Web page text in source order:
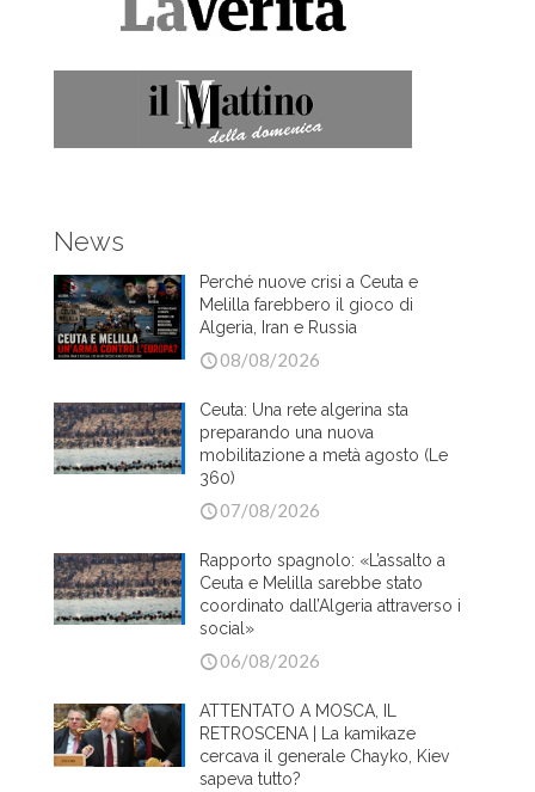
News
Perché nuove crisi a Ceuta e
Melilla farebbero il gioco di
Algeria, Iran e Russia
08/08/2026
Ceuta: Una rete algerina sta
preparando una nuova
mobilitazione a metà agosto (Le
360)
07/08/2026
Rapporto spagnolo: «L’assalto a
Ceuta e Melilla sarebbe stato
coordinato dall’Algeria attraverso i
social»
06/08/2026
ATTENTATO A MOSCA, IL
RETROSCENA | La kamikaze
cercava il generale Chayko, Kiev
sapeva tutto?